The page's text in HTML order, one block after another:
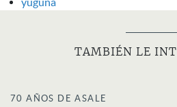
TAMBIÉN LE
70 AÑOS DE ASALE